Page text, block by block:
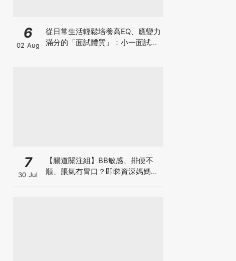
6
02 Aug
從日常生活輕鬆培養高EQ、應變力
滿分的「面試體質」：小一面試最
7
30 Jul
【腸道關注組】BB敏感、排便不
順、脹氣冇胃口？即睇資深媽媽分